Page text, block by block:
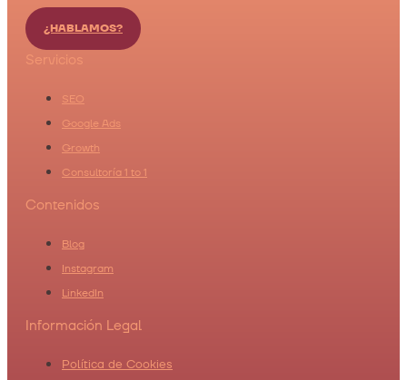
¿HABLAMOS?
Servicios
SEO
Google Ads
Growth
Consultoría 1 to 1
Contenidos
Blog
Instagram
LinkedIn
Información Legal
Política de Cookies